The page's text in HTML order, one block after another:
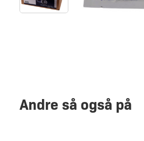
Andre så også på